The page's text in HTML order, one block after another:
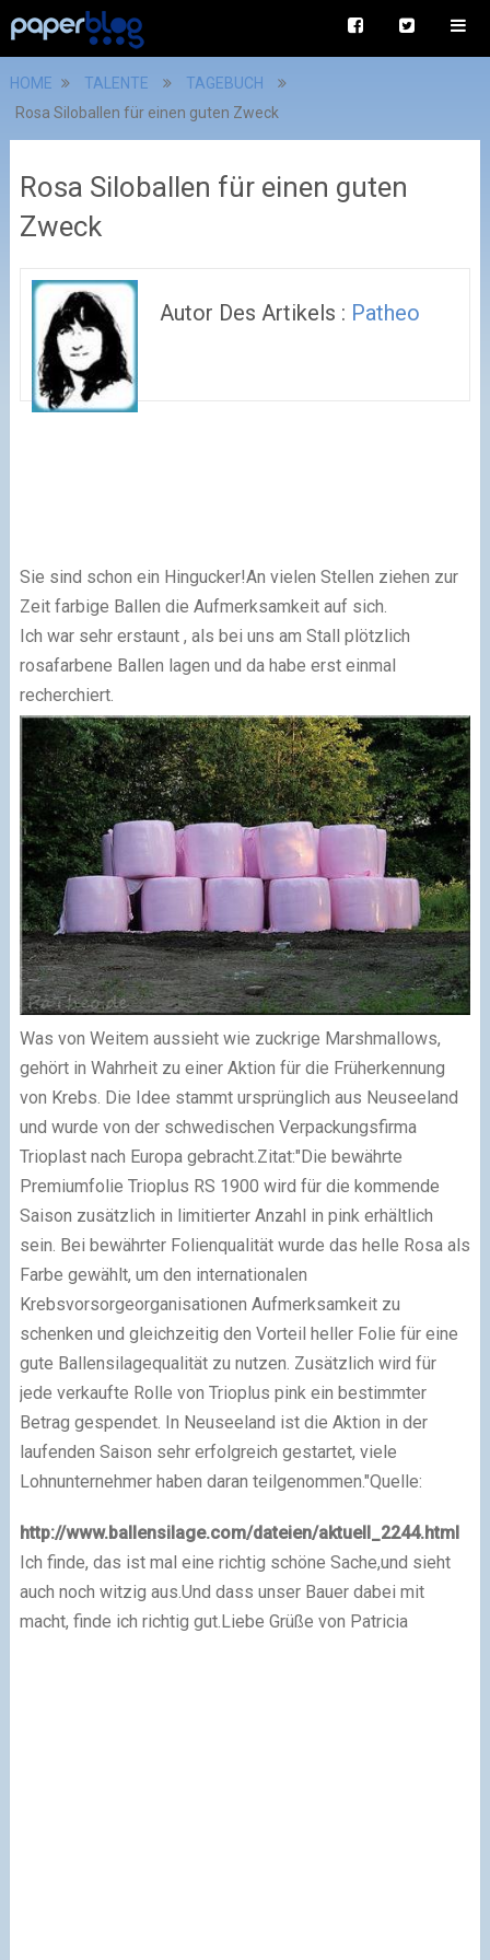
HOME TALENTE
TAGEBUCH
Rosa Siloballen für einen guten Zweck
Rosa Siloballen für einen guten
Zweck
Autor Des Artikels : Patheo
Sie sind schon ein Hingucker!An vielen Stellen ziehen zur
Zeit farbige Ballen die Aufmerksamkeit auf sich.
Ich war sehr erstaunt , als bei uns am Stall plötzlich
rosafarbene Ballen lagen und da habe erst einmal
recherchiert.
Was von Weitem aussieht wie zuckrige Marshmallows,
gehört in Wahrheit zu einer Aktion für die Früherkennung
von Krebs. Die Idee stammt ursprünglich aus Neuseeland
und wurde von der schwedischen Verpackungsfirma
Trioplast nach Europa gebracht.Zitat:"Die bewährte
Premiumfolie Trioplus RS 1900 wird für die kommende
Saison zusätzlich in limitierter Anzahl in pink erhältlich
sein. Bei bewährter Folienqualität wurde das helle Rosa als
Farbe gewählt, um den internationalen
Krebsvorsorgeorganisationen Aufmerksamkeit zu
schenken und gleichzeitig den Vorteil heller Folie für eine
gute Ballensilagequalität zu nutzen. Zusätzlich wird für
jede verkaufte Rolle von Trioplus pink ein bestimmter
Betrag gespendet. In Neuseeland ist die Aktion in der
laufenden Saison sehr erfolgreich gestartet, viele
Lohnunternehmer haben daran teilgenommen."Quelle:
http://www.ballensilage.com/dateien/aktuell_2244.html
Ich finde, das ist mal eine richtig schöne Sache,und sieht
auch noch witzig aus.Und dass unser Bauer dabei mit
macht, finde ich richtig gut. Liebe Grüße von Patricia